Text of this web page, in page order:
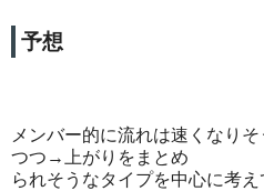
予想
メンバー的に流れは速くなり
つつ→上がりをまとめ
られそうなタイプを中心に考え